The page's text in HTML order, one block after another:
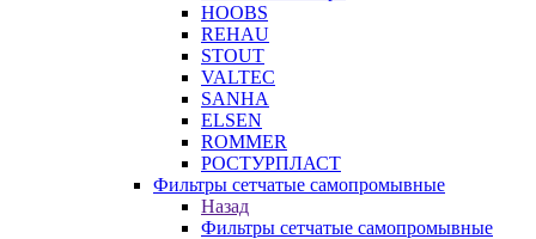
HOOBS
REHAU
STOUT
VALTEC
SANHA
ELSEN
ROMMER
РОСТУРПЛАСТ
Фильтры сетчатые самопромывные
Назад
Фильтры сетчатые самопромывные